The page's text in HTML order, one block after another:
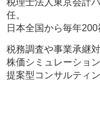
税理士法人東京会計
任。
日本全国から毎年
税務調査や事業承継
株価シミュレーショ
提案型コンサルティ